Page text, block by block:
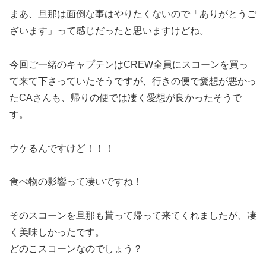
まあ、旦那は面倒な事はやりたくないので「ありがとうご
ざいます」って感じだったと思いますけどね。
今回ご一緒のキャプテンはCREW全員にスコーンを買っ
て来て下さっていたそうですが、行きの便で愛想が悪かっ
たCAさんも、帰りの便では凄く愛想が良かったそうで
す。
ウケるんですけど！！！
食べ物の影響って凄いですね！
そのスコーンを旦那も貰って帰って来てくれましたが、凄
く美味しかったです。
どのこスコーンなのでしょう？